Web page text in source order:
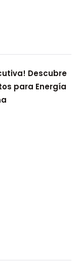
Descubre
para Energía